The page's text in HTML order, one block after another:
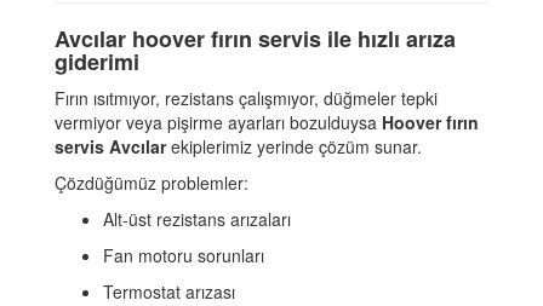
Avcılar hoover fırın servis ile hızlı arıza
giderimi
Fırın ısıtmıyor, rezistans çalışmıyor, düğmeler tepki
vermiyor veya pişirme ayarları bozulduysa Hoover fırın
servis Avcılarekiplerimiz yerinde çözüm sunar.
Çözdüğümüz problemler:
Alt-üst rezistans arızaları
Fan motoru sorunları
Termostat arızası